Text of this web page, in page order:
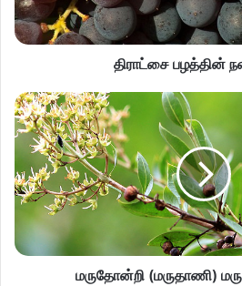
திராட்சை பழத்தின்
மருதோன்றி (மருதாணி)